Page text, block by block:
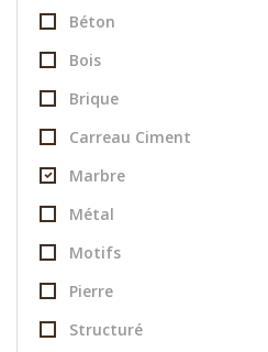
Béton
Bois
Brique
Carreau Ciment
Marbre
Métal
Motifs
Pierre
Structuré